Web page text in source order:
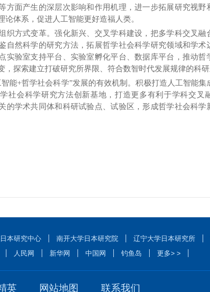
方面产生的深层次影响和作用机理，进一步拓展研究视野
论体系，促进人工智能更好造福人类。
方式变革。强化新兴、交叉学科建设，把多学科交叉融
自然科学的研究方法，拓展哲学社会科学研究领域和学术
实验室支持平台、实验室孵化平台、数据库平台，推动哲
，探索建立打破研究所界限、符合数智时代发展规律的科研
+哲学社会科学”发展的有效机制。积极打造人工智能集
社会科学研究方法创新基地，打造更多有利于学科交叉
的学术共同体和科研试验点、试验区，形成哲学社会科学
本研究中心 南开大学日本研究院 辽宁大学日本研究所
人民网 新华网 中国网 钓鱼岛 更多> >
英 网站地图 联系我们